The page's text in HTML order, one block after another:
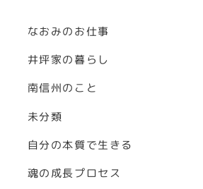
なおみのお仕事
井坪家の暮らし
南信州のこと
未分類
自分の本質で生きる
魂の成長プロセス